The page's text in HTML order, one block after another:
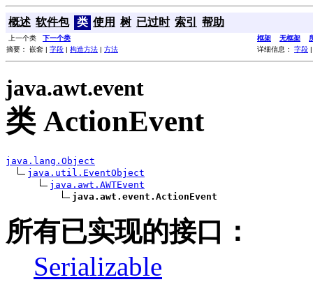
概述 软件包 类 使用 树 已过时 索引 帮助
上一个类 下一个类 框架 无框架
摘要： 嵌套 | 字段 | 构造方法 | 方法 详细信息： 字段
java.awt.event
类 ActionEvent
java.lang.Object
java.util.EventObject
java.awt.AWTEvent
java.awt.event.ActionEvent
所有已实现的接口：
Serializable